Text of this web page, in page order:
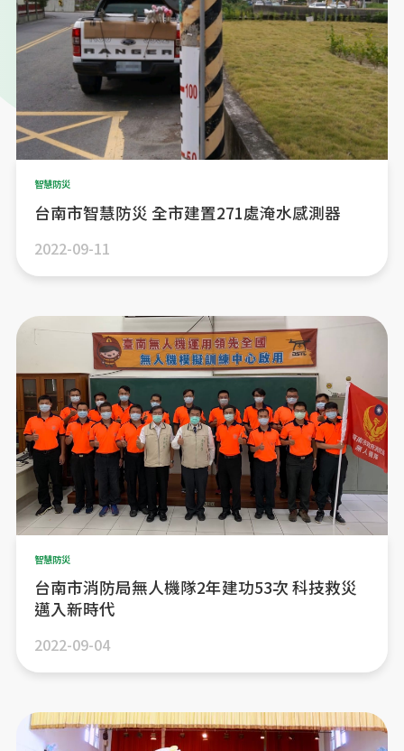
台南市智慧防災 全市建置271處淹水感測器
智慧防災
2022-09-11
台南市消防局無人機隊2年建功53次 科技救災
邁入新時代
智慧防災
2022-09-04